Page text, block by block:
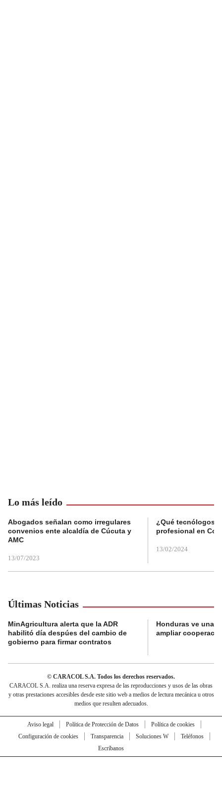
Lo más leído
Abogados señalan como irregulares
convenios ente alcaldía de Cúcuta y
AMC
13/07/2023
¿Qué tecnólogos
profesional en
13/02/2024
Últimas Noticias
MinAgricultura alerta que la ADR
habilitó día despúes del cambio de
gobierno para firmar contratos
Honduras ve una
ampliar
© CARACOL S.A. Todos los derechos reservados.
CARACOL S.A. realiza una reserva expresa de las reproducciones y usos de las obras
y otras prestaciones accesibles desde este sitio web a medios de lectura mecánica u otros
medios que resulten adecuados.
Aviso legal Política de Protección de Datos
Política de cookies
Configuración de cookies
Transparencia Soluciones W
Teléfonos
Escríbanos